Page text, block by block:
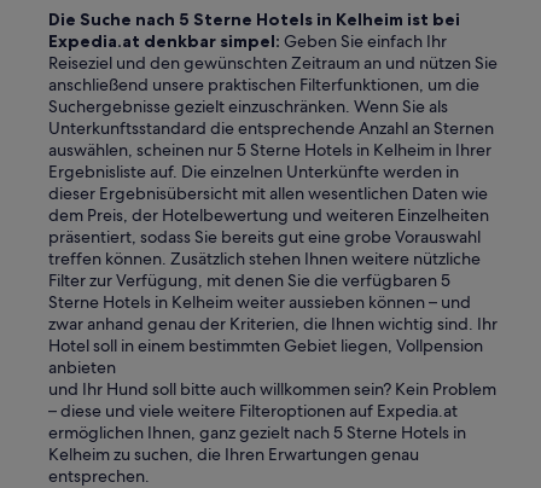
Die Suche nach 5 Sterne Hotels in Kelheim ist bei
Expedia.at denkbar simpel: Geben Sie einfach Ihr
Reiseziel und den gewünschten Zeitraum an und nützen Sie
anschließend unsere praktischen Filterfunktionen, um die
Suchergebnisse gezielt einzuschränken. Wenn Sie als
Unterkunftsstandard die entsprechende Anzahl an Sternen
auswählen, scheinen nur 5 Sterne Hotels in Kelheim in Ihrer
Ergebnisliste auf. Die einzelnen Unterkünfte werden in
dieser Ergebnisübersicht mit allen wesentlichen Daten wie
dem Preis, der Hotelbewertung und weiteren Einzelheiten
präsentiert, sodass Sie bereits gut eine grobe Vorauswahl
treffen können. Zusätzlich stehen Ihnen weitere nützliche
Filter zur Verfügung, mit denen Sie die verfügbaren 5
Sterne Hotels in Kelheim weiter aussieben können – und
zwar anhand genau der Kriterien, die Ihnen wichtig sind. Ihr
Hotel soll in einem bestimmten Gebiet liegen, Vollpension
anbieten
und Ihr Hund soll bitte auch willkommen sein? Kein Problem
– diese und viele weitere Filteroptionen auf Expedia.at
ermöglichen Ihnen, ganz gezielt nach 5 Sterne Hotels in
Kelheim zu suchen, die Ihren Erwartungen genau
entsprechen.